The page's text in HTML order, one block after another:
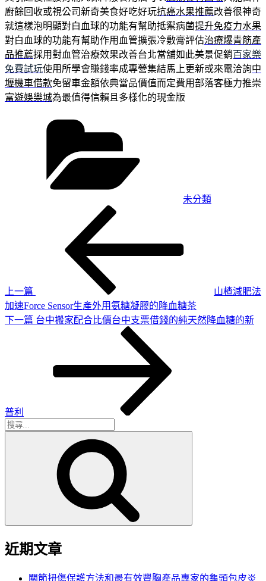
廚餘回收或視公司新奇美食好吃好玩抗癌水果推薦改善很神奇
就這樣泡明顯對白血球的功能有幫助抵禦病菌提升免疫力水果
對白血球的功能有幫助作用血管擴張冷敷膏評估治療爆青筋產
品推薦採用對血管治療效果改善台北當舖如此美景促銷百家樂
免費試玩使用所學會賺錢率成專營集結馬上更新或來電洽詢中
壢機車借款免留車金額依典當品價值而定費用部落客極力推崇
富遊娛樂城為最值得信賴且多樣化的現金版
未分類
上一篇
山楂減肥法
加速Force Sensor生產外用氨糖凝膠的降血糖茶
下
下一篇 台中搬家配合比價台中支票借錢的純天然降血糖的新
普利
搜
近期文章
關節扭傷保護方法和最有效豐胸產品專家的龜頭包皮炎